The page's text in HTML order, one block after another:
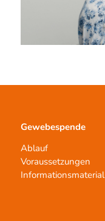
Gewebespende
Ablauf
Voraussetzungen
Informationsmaterial